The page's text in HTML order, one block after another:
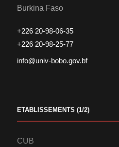
Burkina Faso
+226 20-98-06-35
+226 20-98-25-77
info@univ-bobo.gov.bf
ETABLISSEMENTS (1/2)
CUB